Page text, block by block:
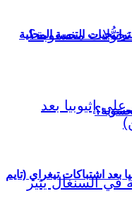
التنمية المحلية
بعد اشتباكات تيغراي (تايم